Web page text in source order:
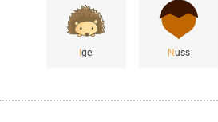
Igel Nuss